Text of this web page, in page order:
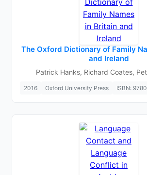
The Oxford Dictionary of Family
and Ireland
Patrick Hanks, Richard Coates,
2016 Oxford University Press ISBN: